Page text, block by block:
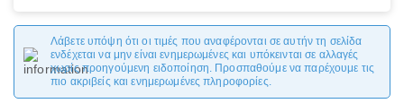
Λάβετε υπόψη ότι οι τιμές που αναφέρονται σε αυτήν τη σελίδα
ενδέχεται να μην είναι ενημερωμένες και υπόκεινται σε αλλαγές
χωρίς προηγούμενη ειδοποίηση. Προσπαθούμε να παρέχουμε τις
πιο ακριβείς και ενημερωμένες πληροφορίες.